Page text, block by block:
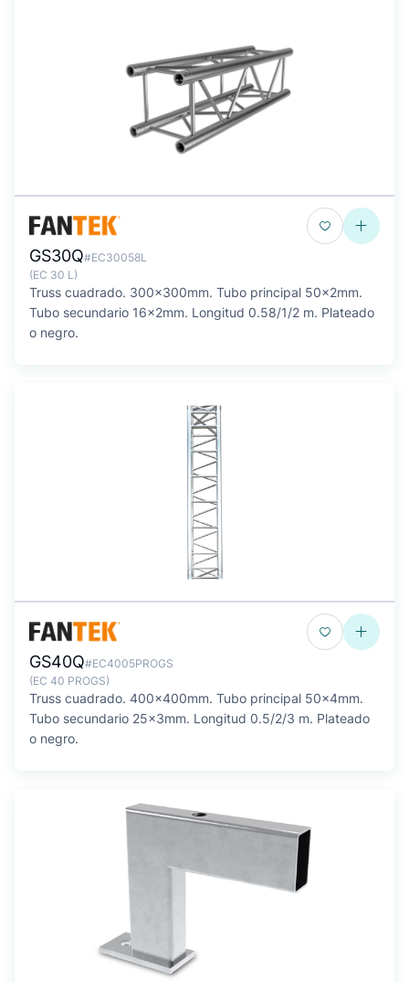
GS30Q#EC30058L
(EC 30 L)
Truss cuadrado. 300x300mm. Tubo principal 50x2mm.
Tubo secundario 16x2mm. Longitud 0.58/1/2 m. Plateado
o negro.
GS40Q#EC4005PROGS
(EC 40 PROGS)
Truss cuadrado. 400x400mm. Tubo principal 50x4mm.
Tubo secundario 25x3mm. Longitud 0.5/2/3 m. Plateado
o negro.